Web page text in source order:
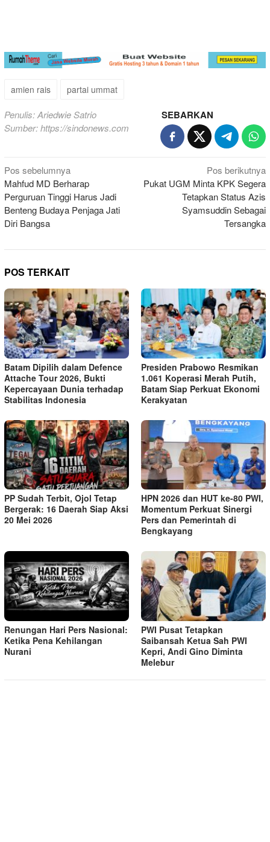
amien rais partai ummat
Penulis: Ariedwie Satrio
Sumber:https://sindonews.com
SEBARKAN
Navigasi
pos
Pos sebelumnya
Mahfud MD Berharap
Perguruan Tinggi Harus Jadi
Benteng Budaya Penjaga Jati
Diri Bangsa
Pos berikutnya
Pukat UGM Minta KPK Segera
Tetapkan Status Azis
Syamsuddin Sebagai
Tersangka
POS TERKAIT
Batam Dipilih dalam Defence
Attache Tour 2026, Bukti
Kepercayaan Dunia terhadap
Stabilitas Indonesia
Presiden Prabowo Resmikan
1.061 Koperasi Merah Putih,
Batam Siap Perkuat Ekonomi
Kerakyatan
PP Sudah Terbit, Ojol Tetap
Bergerak: 16 Daerah Siap Aksi
20 Mei 2026
HPN 2026 dan HUT ke-80 PWI,
Momentum Perkuat Sinergi
Pers dan Pemerintah di
Bengkayang
Renungan Hari Pers Nasional:
Ketika Pena Kehilangan
Nurani
PWI Pusat Tetapkan
Saibansah Ketua Sah PWI
Kepri, Andi Gino Diminta
Melebur